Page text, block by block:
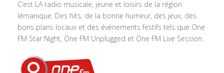
C’est LA radio musicale, jeune et loisirs de la région
lémanique. Des hits, de la bonne humeur, des jeux, des
bons plans locaux et des événements festifs tels que One
FM Star Night, One FM Unplugged et One FM Live Session.